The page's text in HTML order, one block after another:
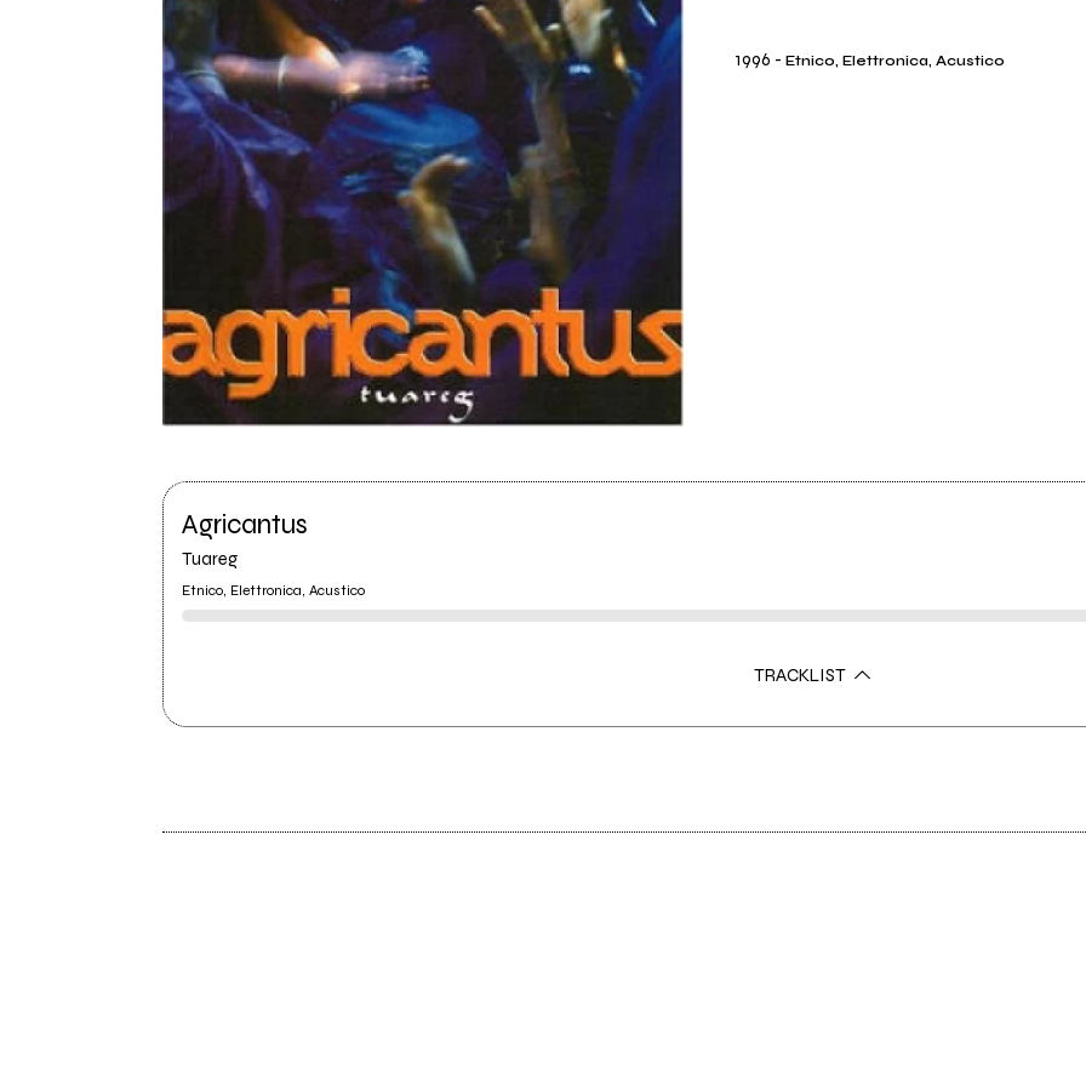
1996 -Etnico, Elettronica, Acustico
Agricantus
Tuareg
Etnico, Elettronica, Acustico
TRACKLIST